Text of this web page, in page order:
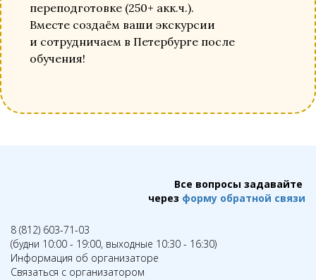
переподготовке (250+ акк.ч.).
Вместе создаём ваши экскурсии
и сотрудничаем в Петербурге после
обучения!
Все вопросы задавайте
через форму обратной связи
8 (812) 603-71-03
(будни 10:00 - 19:00, выходные 10:30 - 16:30)
Информация об организаторе
Связаться с организатором